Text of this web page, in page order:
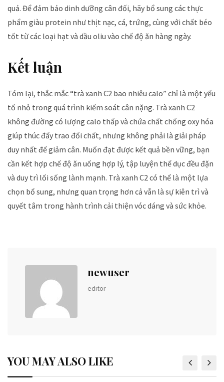
quả. Để đảm bảo dinh dưỡng cân đối, hãy bổ sung các thực
phẩm giàu protein như thịt nạc, cá, trứng, cùng với chất béo
tốt từ các loại hạt và dầu oliu vào chế độ ăn hàng ngày.
Kết luận
Tóm lại, thắc mắc “trà xanh C2 bao nhiêu calo” chỉ là một yếu
tố nhỏ trong quá trình kiểm soát cân nặng. Trà xanh C2
không đường có lượng calo thấp và chứa chất chống oxy hóa
giúp thúc đẩy trao đổi chất, nhưng không phải là giải pháp
duy nhất để giảm cân. Muốn đạt được kết quả bền vững, bạn
cần kết hợp chế độ ăn uống hợp lý, tập luyện thể dục đều đặn
và duy trì lối sống lành mạnh. Trà xanh C2 có thể là một lựa
chọn bổ sung, nhưng quan trọng hơn cả vẫn là sự kiên trì và
quyết tâm trong hành trình cải thiện vóc dáng và sức khỏe.
newuser
editor
YOU MAY ALSO LIKE